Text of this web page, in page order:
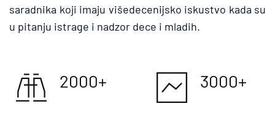
saradnika koji imaju višedecenijsko iskustvo kada su
u pitanju istrage i nadzor dece i mladih.
2000+ 3000+